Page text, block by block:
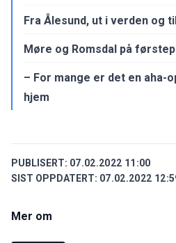
Fra Ålesund, ut i verden og
Møre og Romsdal på
– For mange er det en aha-
hjem
PUBLISERT: 07.02.2022 11:00
SIST OPPDATERT: 07.02.2022
Mer om